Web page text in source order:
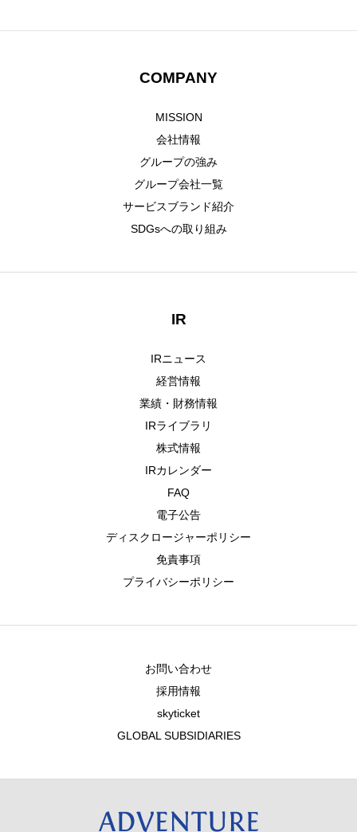
111.1%と二桁成長、夏休み需
COMPANY
MISSION
会社情報
グループの強み
グループ会社一覧
サービスブランド紹介
SDGsへの取り組み
IR
IRニュース
経営情報
業績・財務情報
IRライブラリ
株式情報
IRカレンダー
FAQ
電子公告
ディスクロージャーポリシー
免責事項
プライバシーポリシー
お問い合わせ
採用情報
skyticket
GLOBAL SUBSIDIARIES